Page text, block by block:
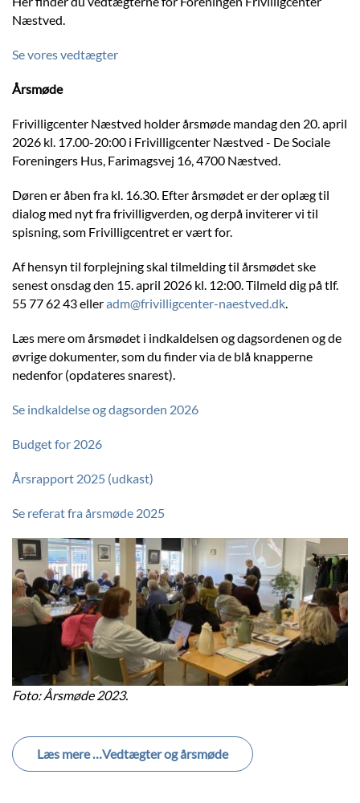
Næstved.
Se vores vedtægter
Årsmøde
Frivilligcenter Næstved holder årsmøde mandag den 20. april
2026 kl. 17.00-20:00 i Frivilligcenter Næstved - De Sociale
Foreningers Hus, Farimagsvej 16, 4700 Næstved.
Døren er åben fra kl. 16.30. Efter årsmødet er der oplæg til
dialog med nyt fra frivilligverden, og derpå inviterer vi til
spisning, som Frivilligcentret er vært for.
Af hensyn til forplejning skal tilmelding til årsmødet ske
senest onsdag den 15. april 2026 kl. 12:00. Tilmeld dig på tlf.
55 77 62 43 elleradm@frivilligcenter-naestved.dk.
Læs mere om årsmødet i indkaldelsen og dagsordenen og de
øvrige dokumenter, som du finder via de blå knapperne
nedenfor (opdateres snarest).
Se indkaldelse og dagsorden 2026
Budget for 2026
Årsrapport 2025 (udkast)
Se referat fra årsmøde 2025
Foto: Årsmøde 2023.
Læs mere …Vedtægter og årsmøde